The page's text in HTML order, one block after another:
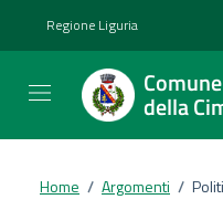
Regione Liguria
della
Home / Argomenti /